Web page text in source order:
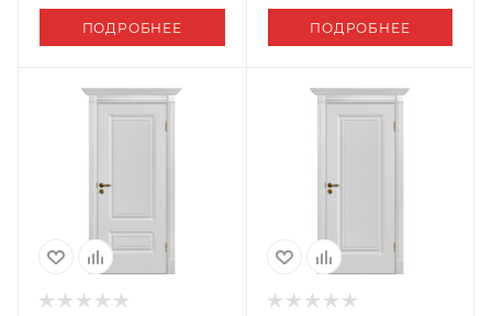
ПОДРОБНЕЕ ПОДРОБНЕЕ